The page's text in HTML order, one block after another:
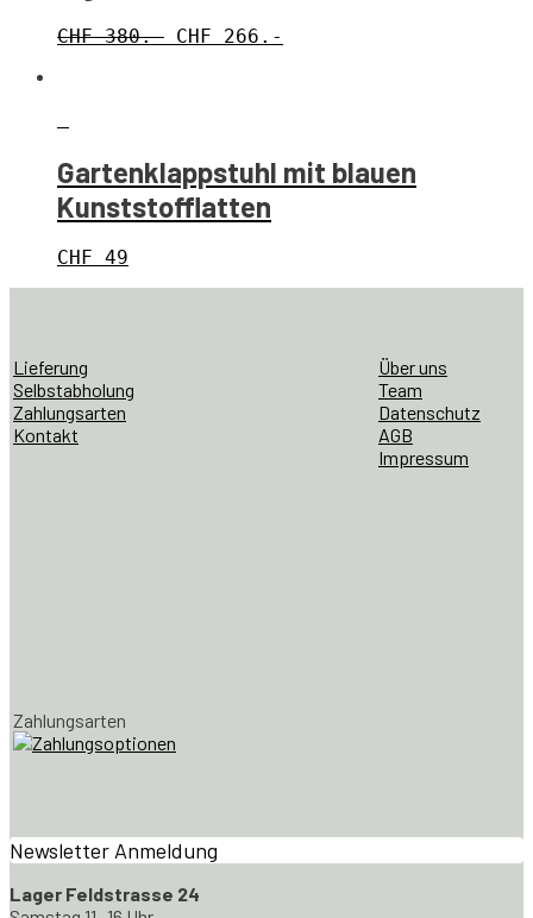
CHF 380.- CHF 266.-
Gartenklappstuhl mit blauen
Kunststofflatten
CHF 49
Lieferung
Selbstabholung
Zahlungsarten
Kontakt
Über uns
Team
Datenschutz
AGB
Impressum
Zahlungsarten
Newsletter Anmeldung
Lager Feldstrasse 24